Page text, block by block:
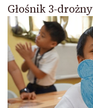
Głośnik 3-drożny